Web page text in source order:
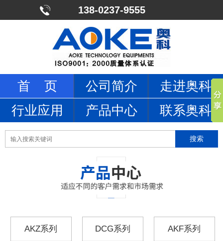
138-0237-9555
首 页 公司简介
走进奥科
行业应用
产品中心 联系奥科
AKZ系列 DCG系列 AKF系列